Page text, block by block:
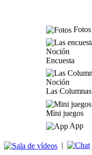
Fotos
Encuesta
Las Columnas
Mini juegos
App
|